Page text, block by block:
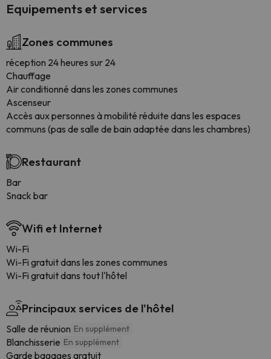
Equipements et services
Zones communes
réception 24 heures sur 24
Chauffage
Air conditionné dans les zones communes
Ascenseur
Accès aux personnes à mobilité réduite dans les espaces
communs (pas de salle de bain adaptée dans les chambres)
Restaurant
Bar
Snack bar
Wifi et Internet
Wi-Fi
Wi-Fi gratuit dans les zones communes
Wi-Fi gratuit dans tout l'hôtel
Principaux services de l'hôtel
Salle de réunion En supplément
Blanchisserie En supplément
Garde bagages gratuit